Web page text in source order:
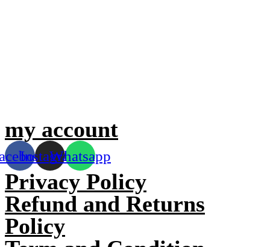
my account
InstagramWhatsapp
Privacy Policy
Refund and Returns
Policy